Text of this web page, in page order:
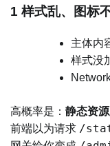
1 样式乱、图标
主体内
样式没
高概率是： 静态资
前端以为请求 /